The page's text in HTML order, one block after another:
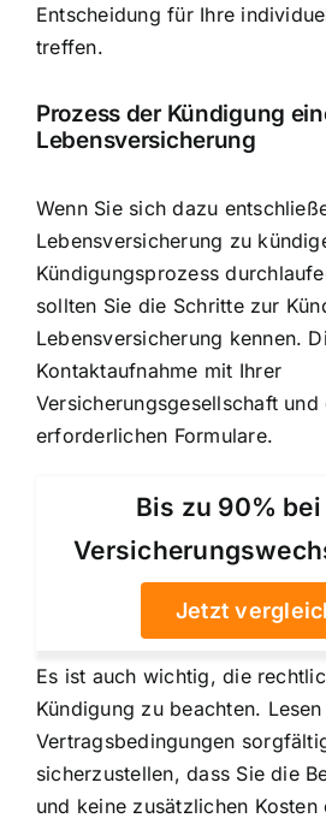
Entscheidung für Ihre
treffen.
Prozess der Kündigung
Lebensversicherung
Wenn Sie sich dazu
Lebensversicherung zu
Kündigungsprozess
sollten Sie die Schritte zur
Lebensversicherung kennen.
Kontaktaufnahme mit Ihrer
Versicherungsgesellschaft
erforderlichen Formulare.
Bis zu 90%
Jetzt
Es ist auch wichtig, die
Kündigung zu beachten.
Vertragsbedingungen
sicherzustellen, dass Sie die
und keine zusätzlichen